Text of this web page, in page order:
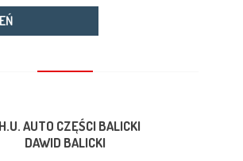
AUTO CZĘŚCI BALICKI
DAWID BALICKI